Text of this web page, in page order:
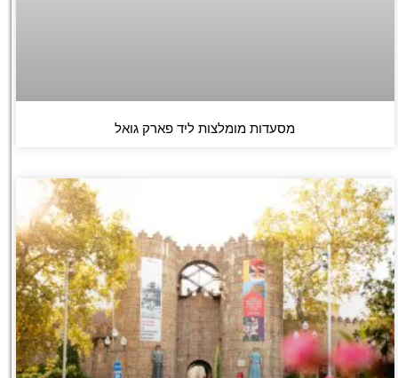
מסעדות מומלצות ליד פארק גואל